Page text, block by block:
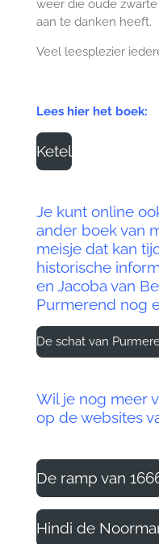
weer die oude
aan te danken heeft.
Veel leesplezier
Lees hier het boek:
Ketel
Je kunt online
ander boek van
meisje dat kan
historische
en Jacoba van
Purmerend nog
De schat van
Wil je nog meer
op de websites
De ramp van
Hindi de